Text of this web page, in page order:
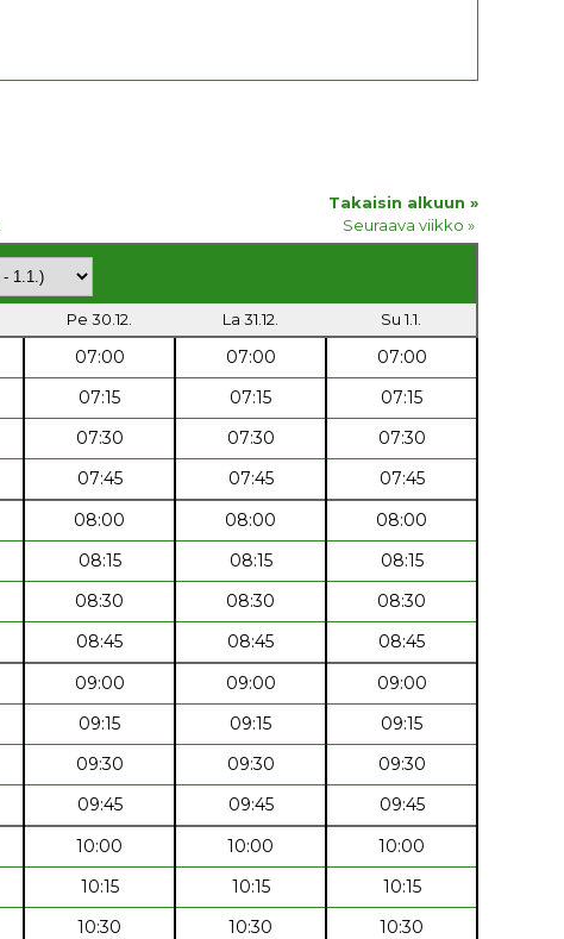
Takaisin alkuun »
Seuraava viikko »
Pe 30.12. La 31.12. Su 1.1.
07:00 07:00
07:00
07:15 07:15
07:15
07:30 07:30
07:30
07:45 07:45
07:45
08:00 08:00
08:00
08:15 08:15
08:15
08:30 08:30
08:30
08:45 08:45
08:45
09:00 09:00
09:00
09:15 09:15
09:15
09:30 09:30
09:30
09:45 09:45
09:45
10:00 10:00
10:00
10:15 10:15
10:15
10:30 10:30
10:30